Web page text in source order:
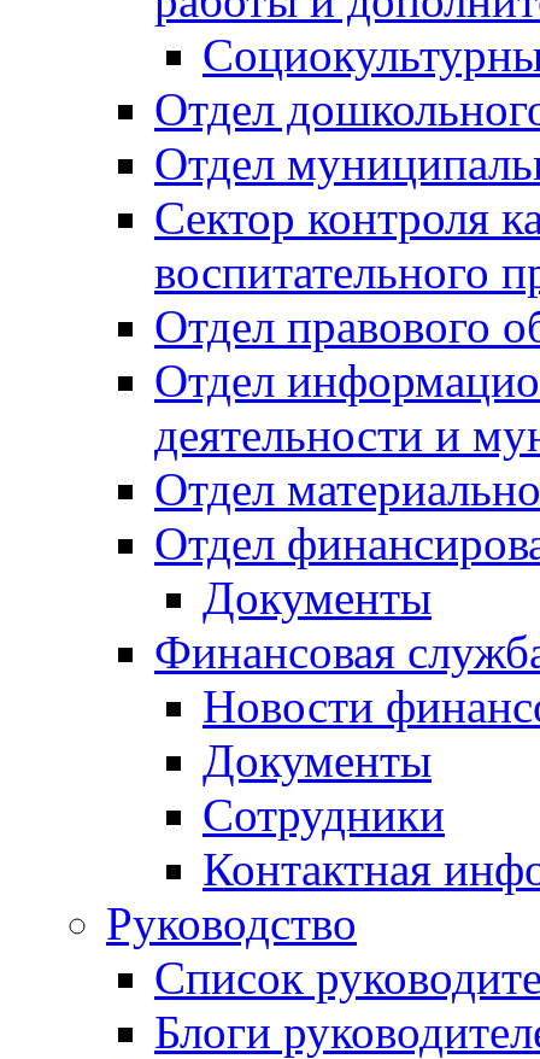
Отдел
Отдел
Сектор контроля
воспитательного
Отдел правового
Отдел
деятельности и
Отдел
Отдел
Документы
Финансовая
Новости
Документы
Сотрудники
Контактная
Руководство
Список
Блоги